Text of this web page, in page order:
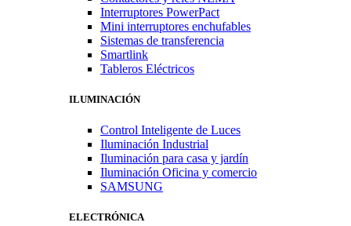
Interruptores PowerPact
Mini interruptores enchufables
Sistemas de transferencia
Smartlink
Tableros Eléctricos
ILUMINACIÓN
Control Inteligente de Luces
Iluminación Industrial
Iluminación para casa y jardín
Iluminación Oficina y comercio
SAMSUNG
ELECTRÓNICA